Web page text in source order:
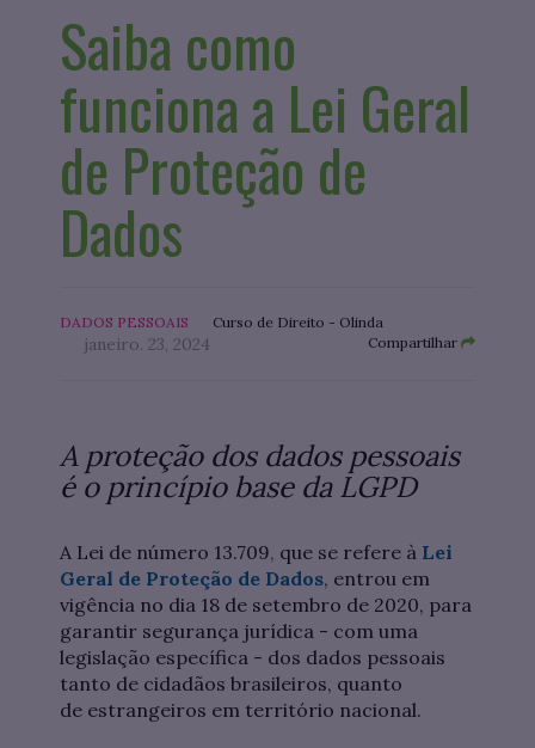
Saiba como
funciona a Lei Geral
de Proteção de
Dados
DADOS PESSOAIS Curso de Direito - Olinda
janeiro. 23, 2024 Compartilhar
A proteção dos dados pessoais
é o princípio base da LGPD
A Lei de número 13.709, que se refere à Lei
Geral de Proteção de Dados, entrou em
vigência no dia 18 de setembro de 2020, para
garantir segurança jurídica - com uma
legislação específica - dos dados pessoais
tanto de cidadãos brasileiros, quanto
de estrangeiros em território nacional.